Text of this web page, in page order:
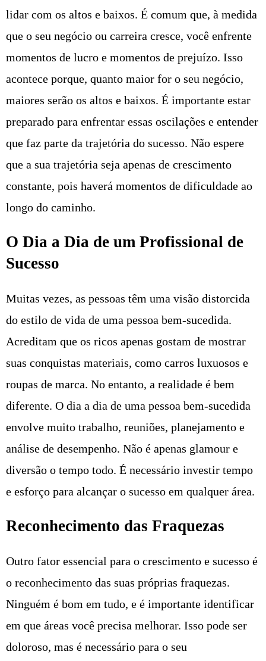
lidar com os altos e baixos. É comum que, à medida
que o seu negócio ou carreira cresce, você enfrente
momentos de lucro e momentos de prejuízo. Isso
acontece porque, quanto maior for o seu negócio,
maiores serão os altos e baixos. É importante estar
preparado para enfrentar essas oscilações e entender
que faz parte da trajetória do sucesso. Não espere
que a sua trajetória seja apenas de crescimento
constante, pois haverá momentos de dificuldade ao
longo do caminho.
O Dia a Dia de um Profissional de
Sucesso
Muitas vezes, as pessoas têm uma visão distorcida
do estilo de vida de uma pessoa bem-sucedida.
Acreditam que os ricos apenas gostam de mostrar
suas conquistas materiais, como carros luxuosos e
roupas de marca. No entanto, a realidade é bem
diferente. O dia a dia de uma pessoa bem-sucedida
envolve muito trabalho, reuniões, planejamento e
análise de desempenho. Não é apenas glamour e
diversão o tempo todo. É necessário investir tempo
e esforço para alcançar o sucesso em qualquer área.
Reconhecimento das Fraquezas
Outro fator essencial para o crescimento e sucesso é
o reconhecimento das suas próprias fraquezas.
Ninguém é bom em tudo, e é importante identificar
em que áreas você precisa melhorar. Isso pode ser
doloroso, mas é necessário para o seu